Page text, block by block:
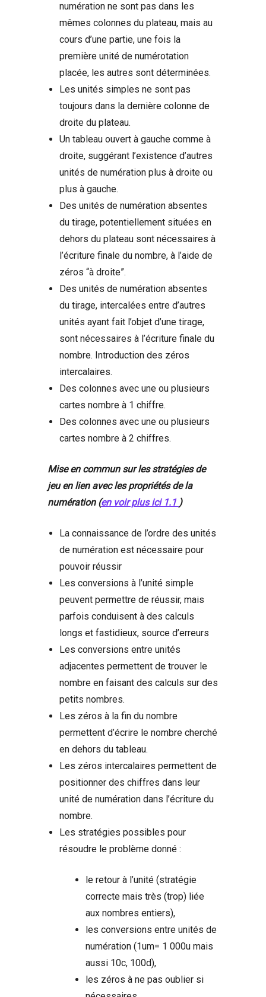
numération ne sont pas dans les
mêmes colonnes du plateau, mais au
cours d’une partie, une fois la
première unité de numérotation
placée, les autres sont déterminées.
Les unités simples ne sont pas
toujours dans la dernière colonne de
droite du plateau.
Un tableau ouvert à gauche comme à
droite, suggérant l’existence d’autres
unités de numération plus à droite ou
plus à gauche.
Des unités de numération absentes
du tirage, potentiellement situées en
dehors du plateau sont nécessaires à
l’écriture finale du nombre, à l’aide de
zéros “à droite”.
Des unités de numération absentes
du tirage, intercalées entre d’autres
unités ayant fait l’objet d’une tirage,
sont nécessaires à l’écriture finale du
nombre. Introduction des zéros
intercalaires.
Des colonnes avec une ou plusieurs
cartes nombre à 1 chiffre.
Des colonnes avec une ou plusieurs
cartes nombre à 2 chiffres.
Mise en commun sur les stratégies de
jeu en lien avec les propriétés de la
numération (en voir plus ici 1.1 )
La connaissance de l’ordre des unités
de numération est nécessaire pour
pouvoir réussir
Les conversions à l’unité simple
peuvent permettre de réussir, mais
parfois conduisent à des calculs
longs et fastidieux, source d’erreurs
Les conversions entre unités
adjacentes permettent de trouver le
nombre en faisant des calculs sur des
petits nombres.
Les zéros à la fin du nombre
permettent d’écrire le nombre cherché
en dehors du tableau.
Les zéros intercalaires permettent de
positionner des chiffres dans leur
unité de numération dans l’écriture du
nombre.
Les stratégies possibles pour
résoudre le problème donné :
le retour à l’unité (stratégie
correcte mais très (trop) liée
aux nombres entiers),
les conversions entre unités de
numération (1um= 1 000u mais
aussi 10c, 100d),
les zéros à ne pas oublier si